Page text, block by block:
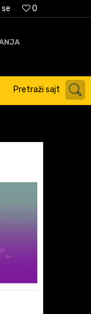
0
Pretraži sajt